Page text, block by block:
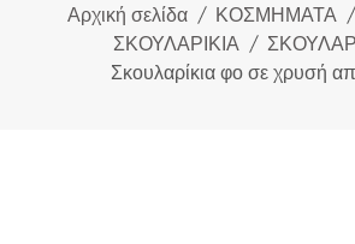
Αρχική σελίδα ΚΟΣΜΗΜΑΤΑ
ΣΚΟΥΛΑΡΙΚΙΑ
Σκουλαρίκια φο σε χρυσή